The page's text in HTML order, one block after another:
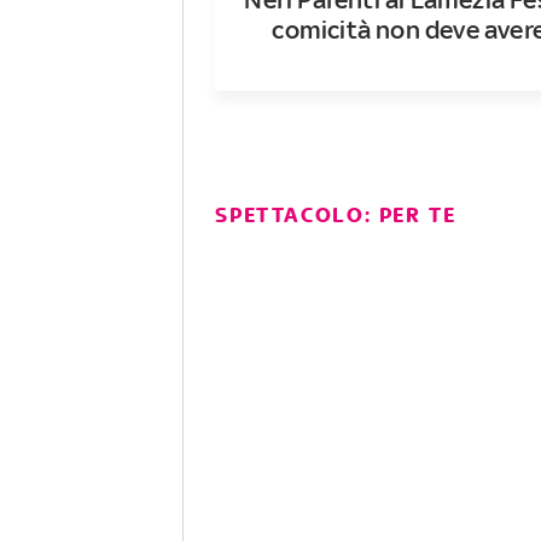
comicità non deve
SPETTACOLO: PER TE